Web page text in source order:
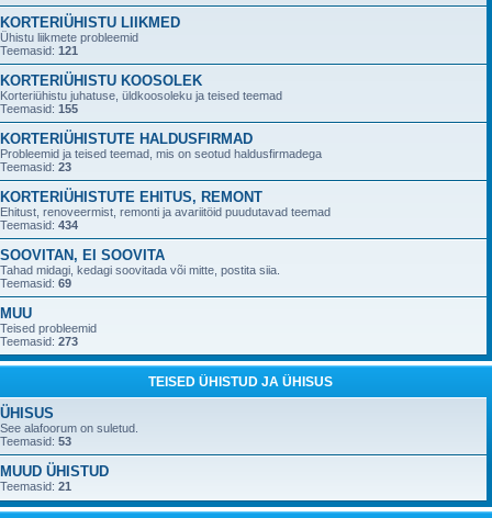
KORTERIÜHISTU LIIKMED
Ühistu liikmete probleemid
Teemasid: 121
KORTERIÜHISTU KOOSOLEK
Korteriühistu juhatuse, üldkoosoleku ja teised teemad
Teemasid: 155
KORTERIÜHISTUTE HALDUSFIRMAD
Probleemid ja teised teemad, mis on seotud haldusfirmadega
Teemasid: 23
KORTERIÜHISTUTE EHITUS, REMONT
Ehitust, renoveermist, remonti ja avariitöid puudutavad teemad
Teemasid: 434
SOOVITAN, EI SOOVITA
Tahad midagi, kedagi soovitada või mitte, postita siia.
Teemasid: 69
MUU
Teised probleemid
Teemasid: 273
TEISED ÜHISTUD JA ÜHISUS
ÜHISUS
See alafoorum on suletud.
Teemasid: 53
MUUD ÜHISTUD
Teemasid: 21